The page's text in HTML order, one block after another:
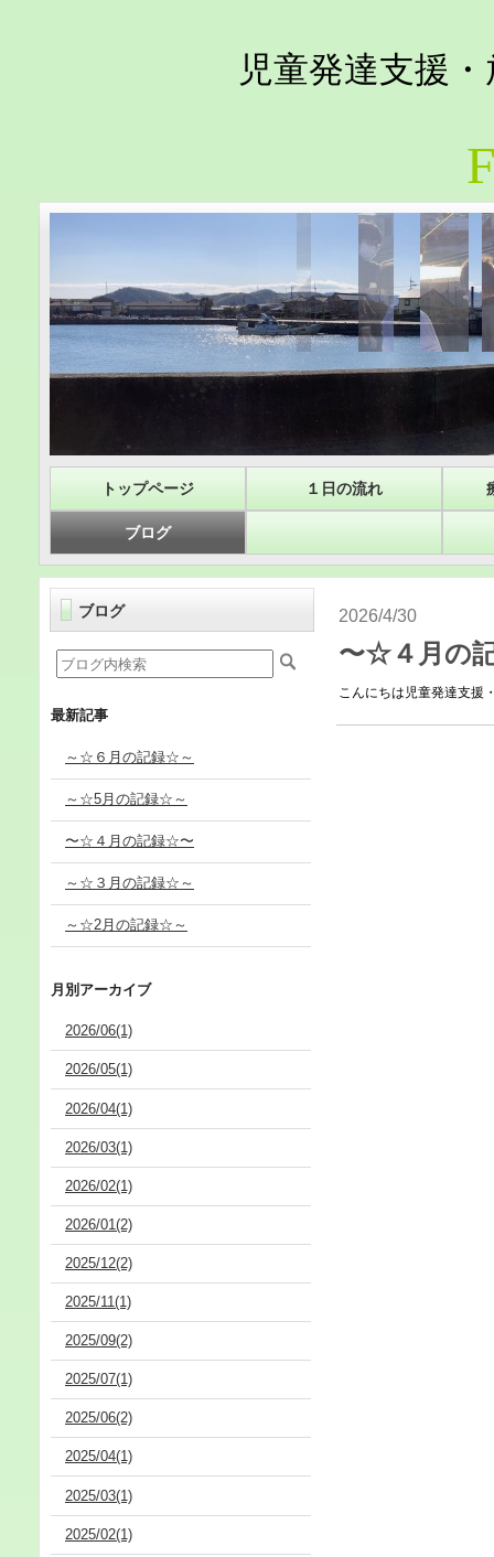
児童発達支援
トップページ １日の流れ
ブログ
2026/4/30
〜☆４月の
こんにちは児童発達支援
ブログ
最新記事
～☆６月の記録☆～
～☆5月の記録☆～
〜☆４月の記録☆〜
～☆３月の記録☆～
～☆2月の記録☆～
月別アーカイブ
2026/06(1)
2026/05(1)
2026/04(1)
2026/03(1)
2026/02(1)
2026/01(2)
2025/12(2)
2025/11(1)
2025/09(2)
2025/07(1)
2025/06(2)
2025/04(1)
2025/03(1)
2025/02(1)